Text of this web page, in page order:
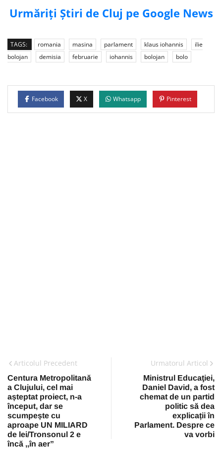
Urmăriți Știri de Cluj pe Google News
TAGS: romania masina parlament klaus iohannis
ilie
bolojan
demisia februarie iohannis bolojan bolo
Facebook X Whatsapp Pinterest
Articolul Precedent
Centura Metropolitană
a Clujului, cel mai
așteptat proiect, n-a
început, dar se
scumpește cu
aproape UN MILIARD
de lei/Tronsonul 2 e
încă ,,în aer”
Urmatorul Articol
Ministrul Educaţiei,
Daniel David, a fost
chemat de un partid
politic să dea
explicații în
Parlament. Despre ce
va vorbi